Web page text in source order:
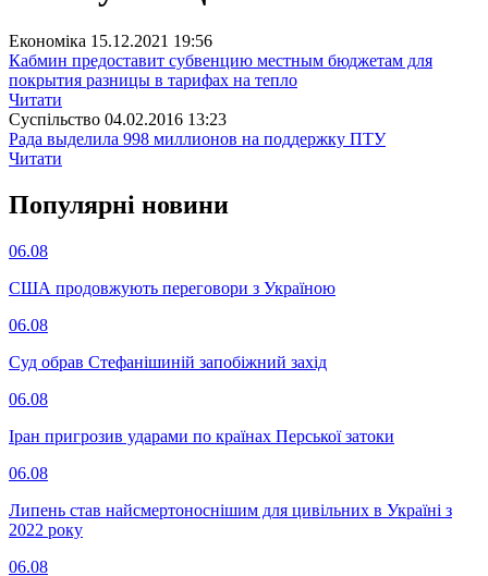
Економіка 15.12.2021 19:56
Кабмин предоставит субвенцию местным бюджетам для
покрытия разницы в тарифах на тепло
Читати
Суспiльство 04.02.2016 13:23
Рада выделила 998 миллионов на поддержку ПТУ
Читати
Популярнi новини
06.08
США продовжують переговори з Україною
06.08
Суд обрав Стефанішиній запобіжний захід
06.08
Іран пригрозив ударами по країнах Перської затоки
06.08
Липень став найсмертоноснішим для цивільних в Україні з
2022 року
06.08